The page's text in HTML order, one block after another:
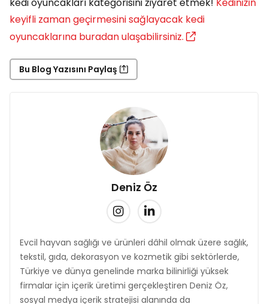
keyifli zaman geçirmesini sağlayacak kedi
oyuncaklarına buradan ulaşabilirsiniz.
Bu Blog Yazısını Paylaş
Deniz Öz
Evcil hayvan sağlığı ve ürünleri dâhil olmak üzere sağlık,
tekstil, gıda, dekorasyon ve kozmetik gibi sektörlerde,
Türkiye ve dünya genelinde marka bilinirliği yüksek
firmalar için içerik üretimi gerçekleştiren Deniz Öz,
sosyal medya içerik stratejisi alanında da